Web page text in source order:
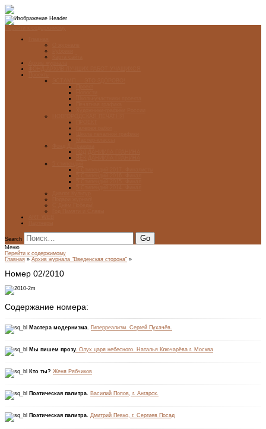
Search
Меню
Перейти к содержимому
Главная » Архив журнала "Введенская сторона" »
Номер 02/2010
Содержание номера:
Мастера модернизма. Гиперреализм. Сергей Пухачёв.
Мы пишем прозу. Олух царя небесного. Наталья Ключарёва г. Москва
Кто ты? Женя Рябчиков
Поэтическая палитра. Василий Попов, г. Ангарск.
Поэтическая палитра. Дмитрий Певко, г. Сергиев Посад